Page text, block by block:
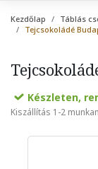
Kezdőlap
Táblás
Tejcsokoládé
Készleten,
Kiszállítás 1-2